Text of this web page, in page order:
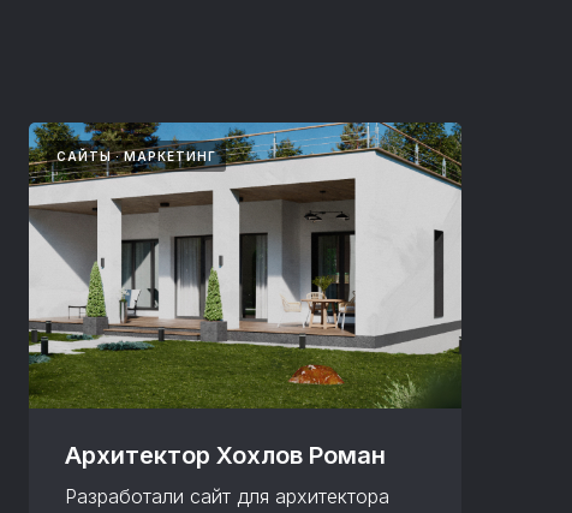
САЙТЫ МАРКЕТИНГ
Архитектор Хохлов Роман
Разработали сайт для архитектора